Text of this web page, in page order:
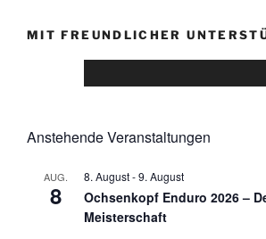
MIT FREUNDLICHER
Anstehende Veranstaltungen
AUG.
8
8. August-9. August
Ochsenkopf Enduro 2026 –
Meisterschaft